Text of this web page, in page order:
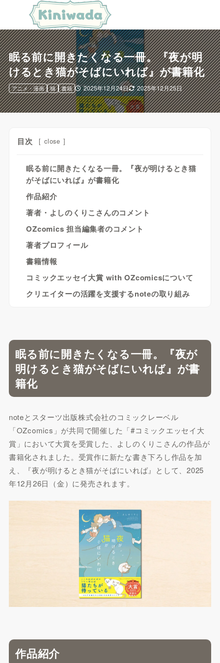
眠る前に開きたくなる一冊。『夜が明
けるとき猫がそばにいれば』が書籍化
2025年12月24日 2025年12月25日
アニメ・漫画 猫 書籍
目次 [ close ]
眠る前に開きたくなる一冊。『夜が明けるとき猫
がそばにいれば』が書籍化
作品紹介
著者・よしのくりこさんのコメント
OZcomics 担当編集者のコメント
著者プロフィール
書籍情報
コミックエッセイ大賞 with OZcomicsについて
クリエイターの活躍を支援するnoteの取り組み
眠る前に開きたくなる一冊。『夜が
明けるとき猫がそばにいれば』が書
籍化
noteとスターツ出版株式会社のコミックレーベル
「OZcomics」が共同で開催した「#コミックエッセイ大
賞」において大賞を受賞した、よしのくりこさんの作品が
書籍化されました。受賞作に新たな書き下ろし作品を加
え、『夜が明けるとき猫がそばにいれば』として、2025
年12月26日（金）に発売されます。
作品紹介